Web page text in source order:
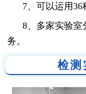
7、可以运用36
8、多家实验室
务。
检测